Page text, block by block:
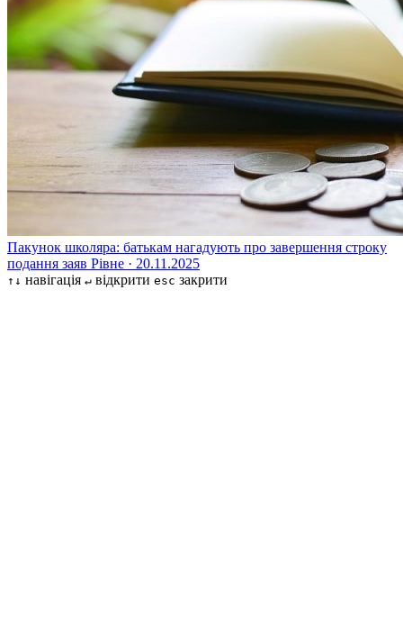
Пакунок школяра: батькам нагадують про завершення строку
подання заяв Рівне · 20.11.2025
↑↓ навігація ↵ відкрити esc закрити